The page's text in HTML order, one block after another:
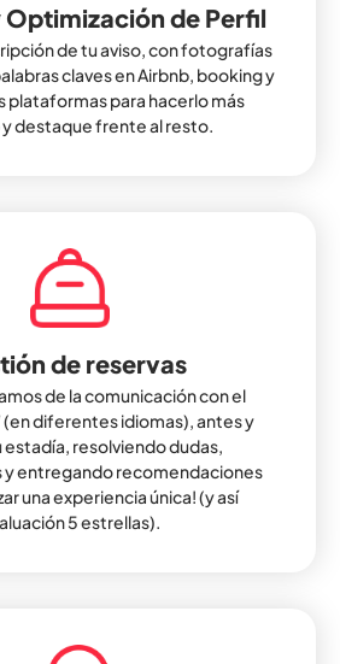
Optimización de Perfil
de tu aviso, con fotografías
claves en Airbnb, booking y
plataformas para hacerlo más
destaque frente al resto.
de reservas
de la comunicación con el
diferentes idiomas), antes y
estadía, resolviendo dudas,
entregando recomendaciones
una experiencia única! (y así
5 estrellas).